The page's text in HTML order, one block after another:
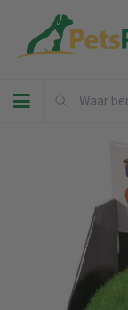
Toggle navigation
Uw